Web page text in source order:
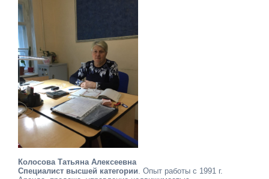
Колосова Татьяна Алексеевна
Специалист высшей категории . Опыт работы с 1991 г.